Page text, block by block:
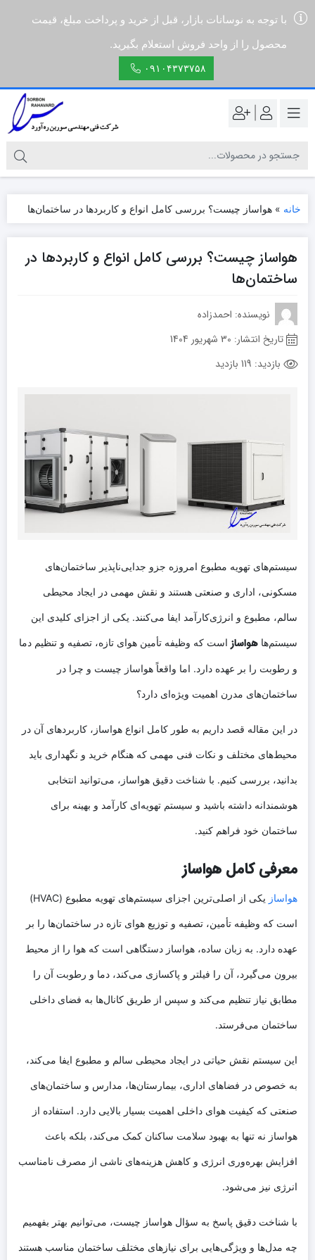
با توجه به نوسانات بازار، قبل از خرید و پرداخت مبلغ، قیمت
محصول را از واحد فروش استعلام بگیرید.
۰۹۱۰۴۳۷۳۷۵۸
خانه » هواساز چیست؟ بررسی کامل انواع و کاربردها در ساختمان‌ها
هواساز چیست؟ بررسی کامل انواع و کاربردها در
ساختمان‌ها
نویسنده: احمدزاده
تاریخ انتشار: 30 شهریور 1404
بازدید: 119 بازدید
سیستم‌های تهویه مطبوع امروزه جزو جدایی‌ناپذیر ساختمان‌های
مسکونی، اداری و صنعتی هستند و نقش مهمی در ایجاد محیطی
سالم، مطبوع و انرژی‌کارآمد ایفا می‌کنند. یکی از اجزای کلیدی این
سیستم‌ها هواساز است که وظیفه تأمین هوای تازه، تصفیه و تنظیم دما
و رطوبت را بر عهده دارد. اما واقعاً هواساز چیست و چرا در
ساختمان‌های مدرن اهمیت ویژه‌ای دارد؟
در این مقاله قصد داریم به طور کامل انواع هواساز، کاربردهای آن در
محیط‌های مختلف و نکات فنی مهمی که هنگام خرید و نگهداری باید
بدانید، بررسی کنیم. با شناخت دقیق هواساز، می‌توانید انتخابی
هوشمندانه داشته باشید و سیستم تهویه‌ای کارآمد و بهینه برای
ساختمان خود فراهم کنید.
معرفی کامل هواساز
هواساز یکی از اصلی‌ترین اجزای سیستم‌های تهویه مطبوع (HVAC)
است که وظیفه تأمین، تصفیه و توزیع هوای تازه در ساختمان‌ها را بر
عهده دارد. به زبان ساده، هواساز دستگاهی است که هوا را از محیط
بیرون می‌گیرد، آن را فیلتر و پاکسازی می‌کند، دما و رطوبت آن را
مطابق نیاز تنظیم می‌کند و سپس از طریق کانال‌ها به فضای داخلی
ساختمان می‌فرستد.
این سیستم نقش حیاتی در ایجاد محیطی سالم و مطبوع ایفا می‌کند،
به خصوص در فضاهای اداری، بیمارستان‌ها، مدارس و ساختمان‌های
صنعتی که کیفیت هوای داخلی اهمیت بسیار بالایی دارد. استفاده از
هواساز نه تنها به بهبود سلامت ساکنان کمک می‌کند، بلکه باعث
افزایش بهره‌وری انرژی و کاهش هزینه‌های ناشی از مصرف نامناسب
انرژی نیز می‌شود.
با شناخت دقیق پاسخ به سؤال هواساز چیست، می‌توانیم بهتر بفهمیم
چه مدل‌ها و ویژگی‌هایی برای نیازهای مختلف ساختمان مناسب هستند